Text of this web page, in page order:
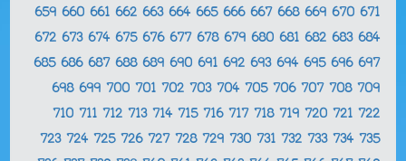
659 660 661 662 663 664 665 666 667 668 669 670 671
672 673 674 675 676 677 678 679 680 681 682 683 684
685 686 687 688 689 690 691 692 693 694 695 696 697
698 699 700 701 702 703 704 705 706 707 708 709
710 711 712 713 714 715 716 717 718 719 720 721 722
723 724 725 726 727 728 729 730 731 732 733 734 735